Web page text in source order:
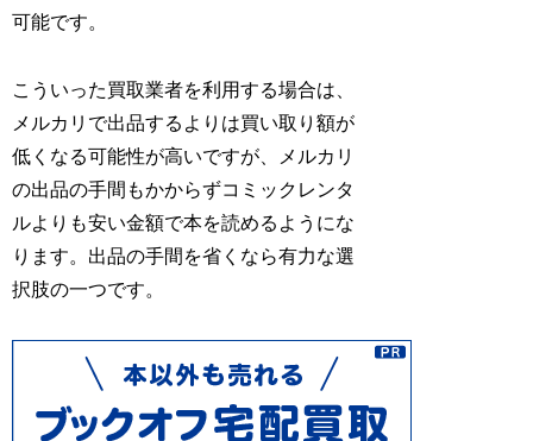
可能です。
こういった買取業者を利用する場合は、
メルカリで出品するよりは買い取り額が
低くなる可能性が高いですが、メルカリ
の出品の手間もかからずコミックレンタ
ルよりも安い金額で本を読めるようにな
ります。出品の手間を省くなら有力な選
択肢の一つです。